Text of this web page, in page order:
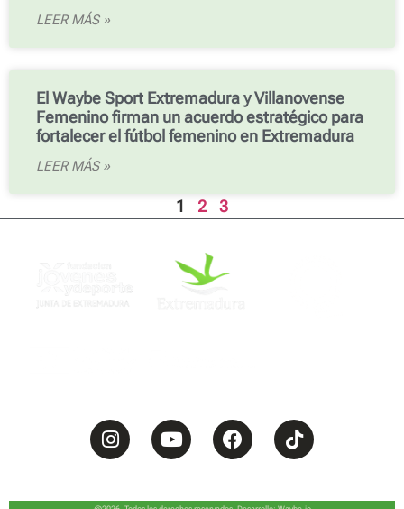
LEER MÁS »
El Waybe Sport Extremadura y Villanovense
Femenino firman un acuerdo estratégico para
fortalecer el fútbol femenino en Extremadura
LEER MÁS »
1 2 3